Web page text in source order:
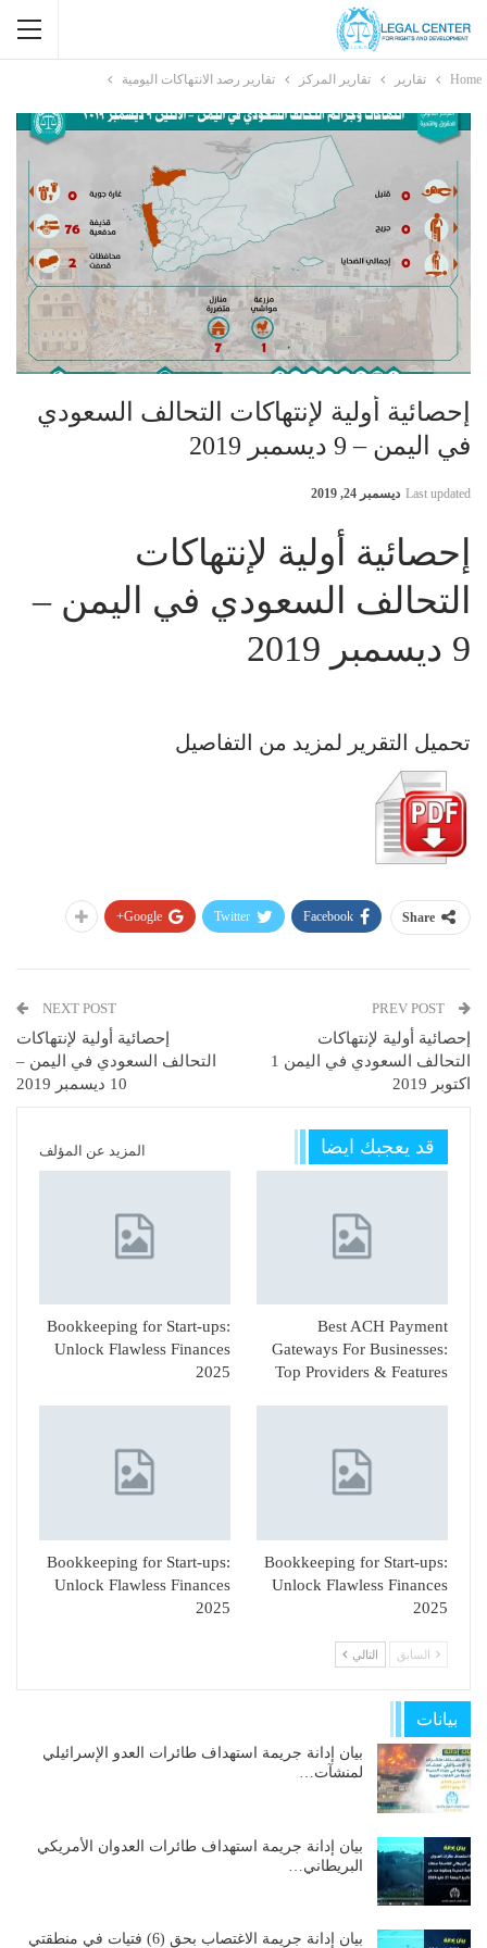
Home تقارير تقارير المركز تقارير رصد الانتهاكات اليومية
إحصائية أولية لإنتهاكات التحالف السعودي
في اليمن – 9 ديسمبر 2019
Last updated ديسمبر 24, 2019
إحصائية أولية لإنتهاكات
التحالف السعودي في اليمن –
9 ديسمبر 2019
تحميل التقرير لمزيد من التفاصيل
Share
Facebook
Twitter
Google+
إحصائية أولية لإنتهاكات
التحالف السعودي في اليمن 1
اكتوبر 2019
NEXT POST
إحصائية أولية لإنتهاكات
التحالف السعودي في اليمن –
10 ديسمبر 2019
قد يعجبك ايضا المزيد عن المؤلف
Best ACH Payment
Gateways For Businesses:
Top Providers & Features
Bookkeeping for Start-ups:
Unlock Flawless Finances
2025
Bookkeeping for Start-ups:
Unlock Flawless Finances
2025
Bookkeeping for Start-ups:
Unlock Flawless Finances
2025
السابق التالي
بيانات
بيان إدانة جريمة استهداف طائرات العدو الإسرائيلي
لمنشآت…
بيان إدانة جريمة استهداف طائرات العدوان الأمريكي
البريطاني…
بيان إدانة جريمة الاغتصاب بحق (6) فتيات في منطقتي